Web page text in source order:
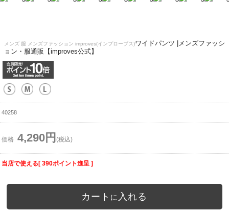
メンズ 服 メンズファッション improves(インプローブス)ワイドパンツ |メンズファッシ
ョン・服通販【improves公式】
40258
価格 4,290円 (税込)
当店で使える[ 390ポイント進呈 ]
カート に 入れる